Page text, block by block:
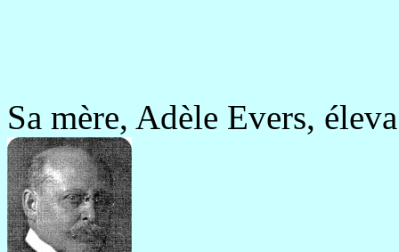
Sa mère, Adèle Evers,